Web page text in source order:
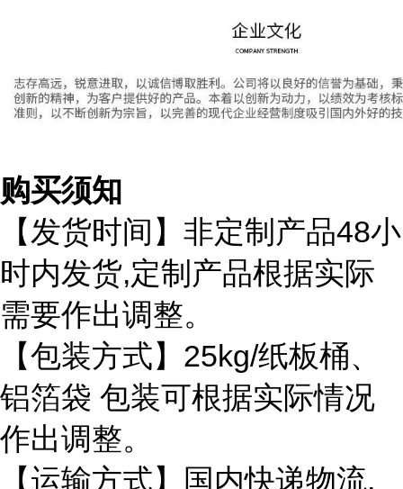
购买须知
【发货时间】非定制产品48小
时内发货,定制产品根据实际
需要作出调整。
【包装方式】 25kg/纸板桶、
铝箔袋 包装可根据实际情况
作出调整。
【运输方式】国内快递物流,